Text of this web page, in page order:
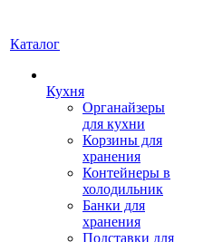
Каталог
Кухня
Органайзеры
для кухни
Корзины для
хранения
Контейнеры в
холодильник
Банки для
хранения
Подставки для